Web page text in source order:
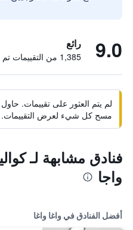
9.0 رائع
1,385 من التقييمات تم التحقق منها
لم يتم العثور على تقييمات.
مسح كل شيء لعرض التقييمات.
فنادق مشابهة لـ
واجا
أفضل الفنادق في واغا واغا